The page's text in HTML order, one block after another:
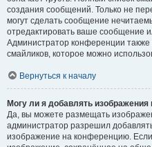
создания сообщений. Только не
могут сделать сообщение
отредактировать ваше сообщение
Администратор конференции также
смайликов, которое можно
Вернуться к началу
Могу ли я добавлять
Да, вы можете размещать
администратор разрешил
изображение на конференцию.